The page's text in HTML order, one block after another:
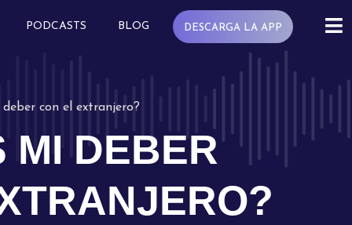
PODCASTS BLOG DESCARGA LA APP
deber con el extranjero?
MI DEBER